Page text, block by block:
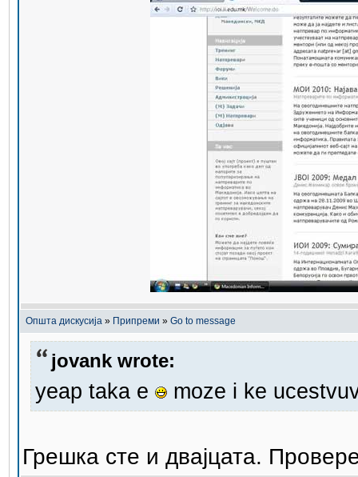
Општа дискусија » Припреми » Go to message
jovank wrote:
yeap taka e moze i ke
Грешка сте и двајцата.